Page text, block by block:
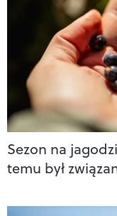
Sezon na
temu był